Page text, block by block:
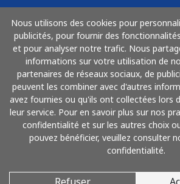
Nous utilisons des cookies pour
publicités, pour fournir des
et pour analyser notre trafic. Nous
informations sur votre utilisation de
partenaires de réseaux sociaux, de
peuvent les combiner avec d'autres
avez fournies ou qu'ils ont collectées lors
leur service. Pour en savoir plus sur nos
confidentialité et sur les autres choix
pouvez bénéficier, veuillez consulter
confidentialité.
Refuser
Achetez
Mode de fonctionnement
Payez avec